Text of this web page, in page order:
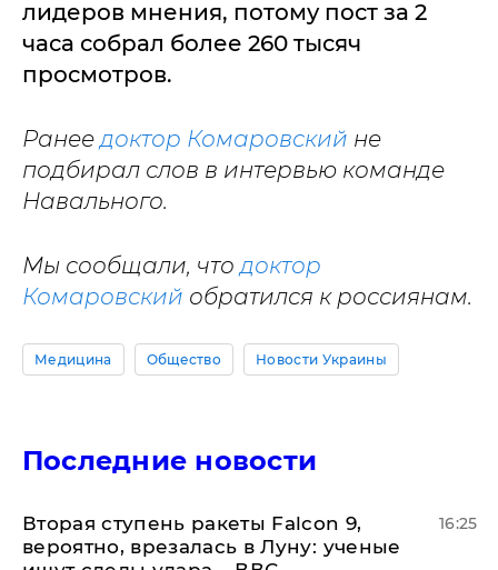
лидеров мнения, потому пост за 2
часа собрал более 260 тысяч
просмотров.
Ранеедоктор Комаровский не
подбирал слов в интервью команде
Навального.
Мы сообщали, чтодоктор
Комаровский обратился к россиянам.
Медицина Общество Новости Украины
Последние новости
Вторая ступень ракеты Falcon 9,
вероятно, врезалась в Луну: ученые
16:25